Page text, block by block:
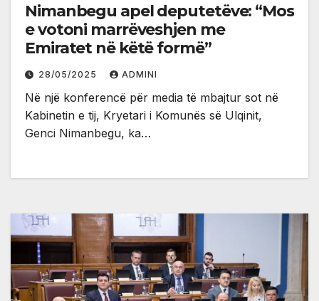
Nimanbegu apel deputetëve: “Mos
e votoni marrëveshjen me
Emiratet në këtë formë”
28/05/2025 ADMINI
Në një konferencë për media të mbajtur sot në
Kabinetin e tij, Kryetari i Komunës së Ulqinit,
Genci Nimanbegu, ka…